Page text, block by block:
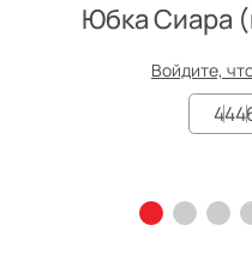
Юбка Сиара
Войдите,
44